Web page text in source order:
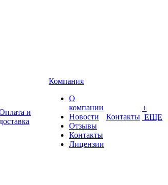
и
доставка
Компания
О
компании
Новости
Отзывы
Контакты
Лицензии
Контакты
+
ЕЩЕ